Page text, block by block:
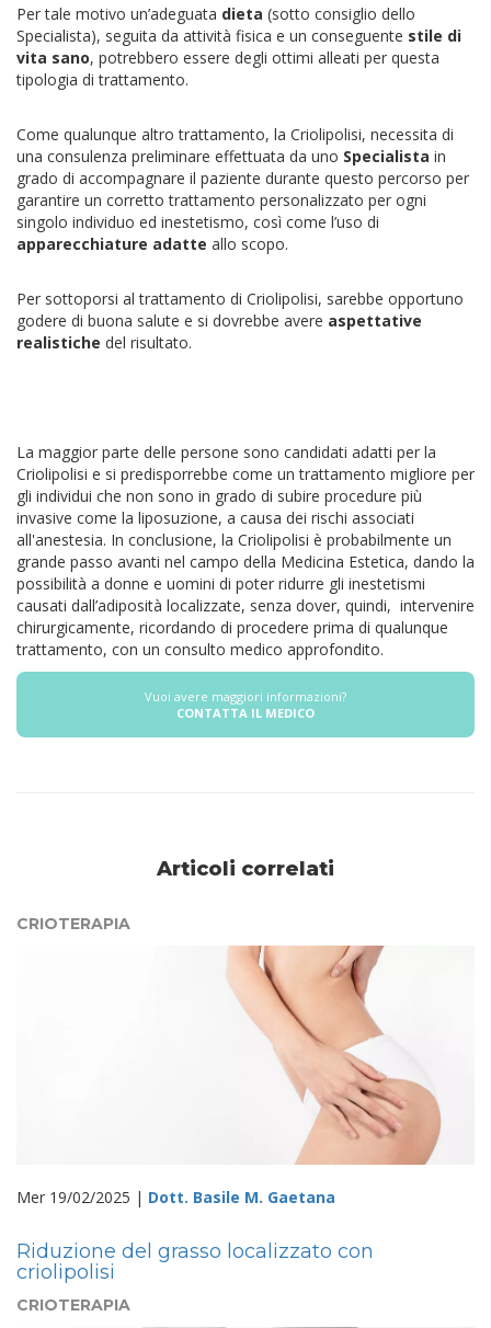
Per tale motivo un’adeguata dieta (sotto consiglio dello
Specialista), seguita da attività fisica e un conseguente stile di
vita sano, potrebbero essere degli ottimi alleati per questa
tipologia di trattamento.
Come qualunque altro trattamento, la Criolipolisi, necessita di
una consulenza preliminare effettuata da uno Specialista in
grado di accompagnare il paziente durante questo percorso per
garantire un corretto trattamento personalizzato per ogni
singolo individuo ed inestetismo, così come l’uso di
apparecchiature adatte allo scopo.
Per sottoporsi al trattamento di Criolipolisi, sarebbe opportuno
godere di buona salute e si dovrebbe avere aspettative
realistiche del risultato.
La maggior parte delle persone sono candidati adatti per la
Criolipolisi e si predisporrebbe come un trattamento migliore per
gli individui che non sono in grado di subire procedure più
invasive come la liposuzione, a causa dei rischi associati
all'anestesia. In conclusione, la Criolipolisi è probabilmente un
grande passo avanti nel campo della Medicina Estetica, dando la
possibilità a donne e uomini di poter ridurre gli inestetismi
causati dall’adiposità localizzate, senza dover, quindi, intervenire
chirurgicamente, ricordando di procedere prima di qualunque
trattamento, con un consulto medico approfondito.
Vuoi avere maggiori informazioni?
CONTATTA IL MEDICO
Articoli correlati
CRIOTERAPIA
Mer 19/02/2025 | Dott. Basile M. Gaetana
Riduzione del grasso localizzato con
criolipolisi
CRIOTERAPIA